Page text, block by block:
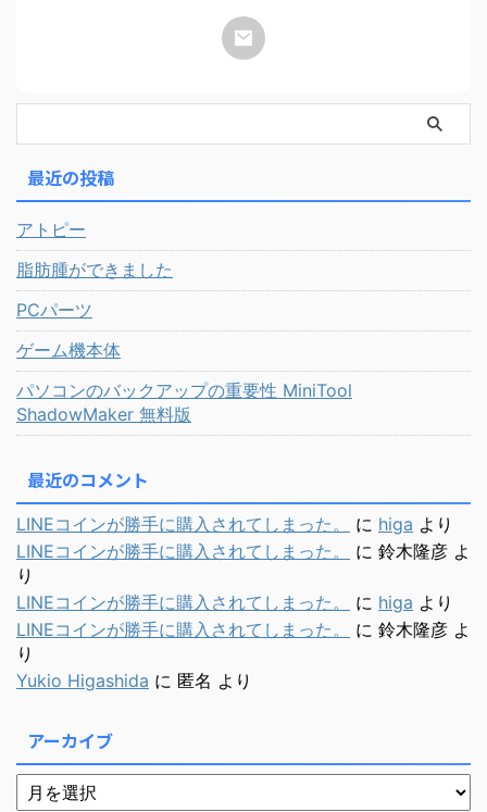
最近の投稿
アトピー
脂肪腫ができました
PCパーツ
ゲーム機本体
パソコンのバックアップの重要性 MiniTool
ShadowMaker 無料版
最近のコメント
LINEコインが勝手に購入されてしまった。 に higa より
LINEコインが勝手に購入されてしまった。
に 鈴木隆彦 よ
り
LINEコインが勝手に購入されてしまった。
に higa より
LINEコインが勝手に購入されてしまった。
に 鈴木隆彦 よ
り
Yukio Higashida に 匿名 より
アーカイブ